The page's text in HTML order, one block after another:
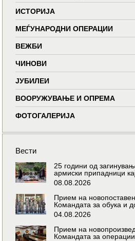
ИСТОРИЈА
МЕЃУНАРОДНИ ОПЕРАЦИИ
ВЕЖБИ
ЧИНОВИ
ЈУБИЛЕИ
ВООРУЖУВАЊЕ И ОПРЕМА
ФОТОГАЛЕРИЈА
Вести
25 години од
армиски припадници
08.08.2026
Прием на
Командата за обука и
04.08.2026
Прием на
Командата за операции